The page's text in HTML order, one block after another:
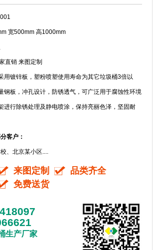
宽500mm 高1000mm
直销 来图定制
用镀锌板，塑粉喷塑使用寿命为其它垃圾桶3倍以
钢板，冲孔设计，防锈透气，可广泛用于腐蚀性环境
进行除锈处理及静电喷涂，保持亮丽色泽，坚固耐
客户：
、北京某小区....
来图定制
品类齐全
免费送货
生产厂家